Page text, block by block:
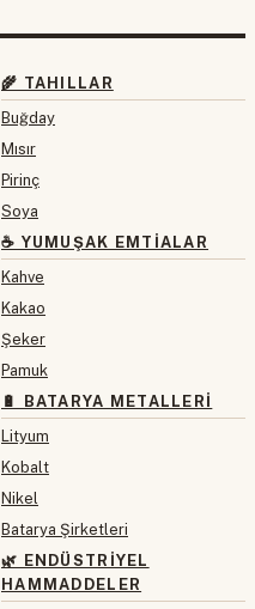
🌾 TAHILLAR
Buğday
Mısır
Pirinç
Soya
☕ YUMUŞAK EMTIALAR
Kahve
Kakao
Şeker
Pamuk
🔋 BATARYA METALLERI
Lityum
Kobalt
Nikel
Batarya Şirketleri
🌿 ENDÜSTRIYEL
HAMMADDELER